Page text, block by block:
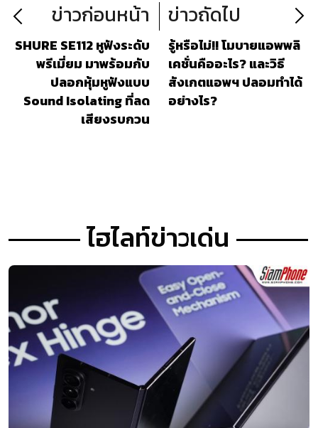
ข่าวก่อนหน้า
SHURE SE112 หูฟังระดับ
พรีเมี่ยม มาพร้อมกับ
ปลอกหุ้มหูฟังแบบ
Sound Isolating ที่ลด
เสียงรบกวน
ข่าวถัดไป
รู้หรือไม่!! โมบายแอพพลิ
เคชั่นคืออะไร? และวิธี
สังเกตแอพฯ ปลอมทำได้
อย่างไร?
ไฮไลท์ข่าวเด่น